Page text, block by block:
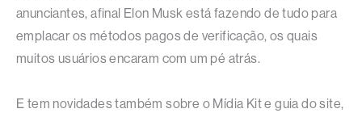
anunciantes, afinal Elon Musk está fazendo de tudo para
emplacar os métodos pagos de verificação, os quais
muitos usuários encaram com um pé atrás.
E tem novidades também sobre o Mídia Kit e guia do site,